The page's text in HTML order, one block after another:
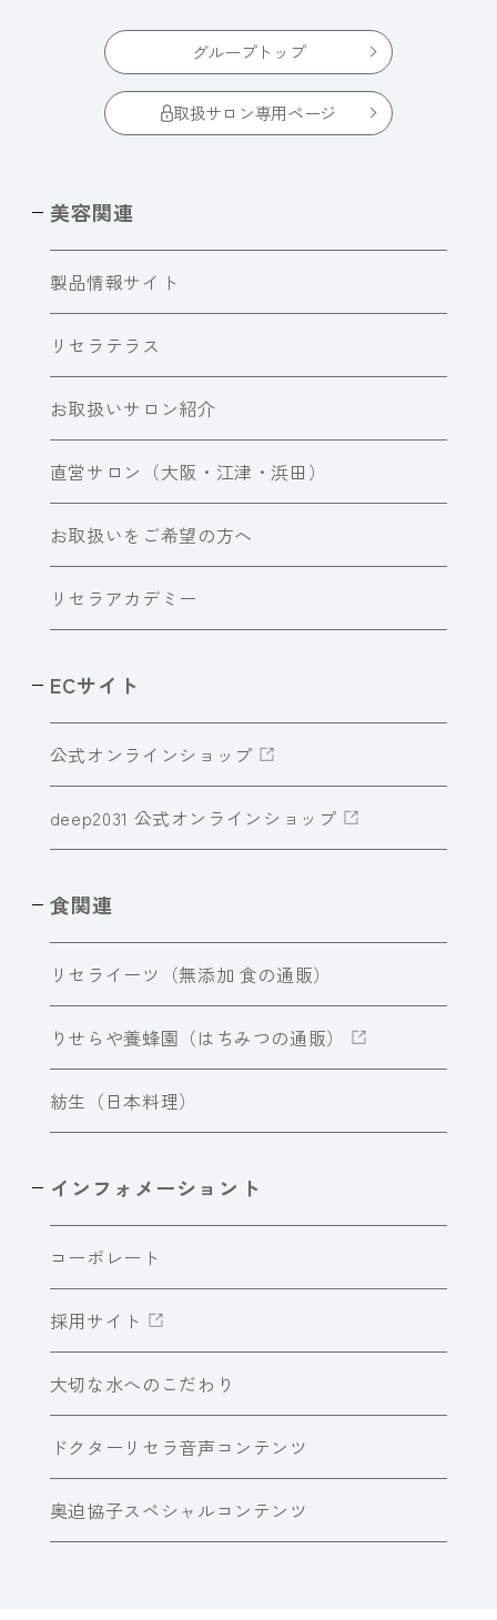
グループトップ
取扱サロン専用ページ
美容関連
製品情報サイト
リセラテラス
お取扱いサロン紹介
直営サロン（大阪・江津・浜田）
お取扱いをご希望の方へ
リセラアカデミー
ECサイト
公式オンラインショップ
deep2031 公式オンラインショップ
食関連
リセライーツ（無添加 食の通販）
りせらや養蜂園（はちみつの通販）
紡生（日本料理）
インフォメーショント
コーポレート
採用サイト
大切な水へのこだわり
ドクターリセラ音声コンテンツ
奥迫協子スペシャルコンテンツ